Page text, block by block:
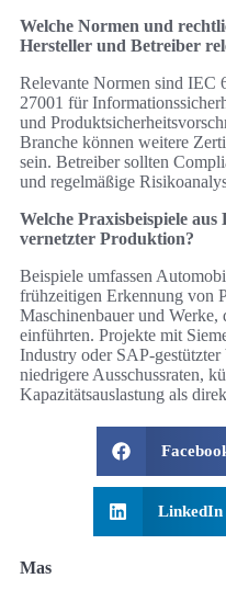
Welche Normen und
Hersteller und Betreiber
Relevante Normen sind IEC
27001 für
und
Branche können weitere
sein. Betreiber sollten
und regelmäßige
Welche Praxisbeispiele
vernetzter Produktion?
Beispiele umfassen
frühzeitigen Erkennung von
Maschinenbauer und
einführten. Projekte mit
Industry oder
niedrigere Ausschussraten,
Kapazitätsauslastung als
LinkedIn
Mas